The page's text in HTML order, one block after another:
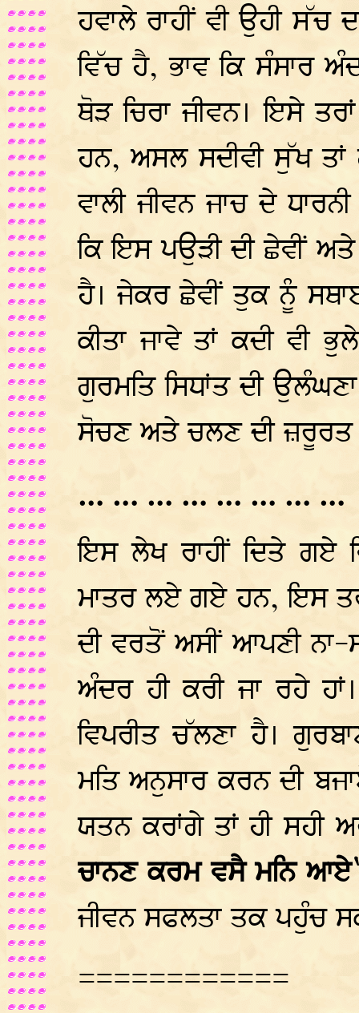
ਹਵਾਲੇ ਰਾਹੀਂ ਵੀ ਉਹੀ
ਵਿੱਚ ਹੈ, ਭਾਵ ਕਿ ਸੰਸਾਰ
ਥੋੜ ਚਿਰਾ ਜੀਵਨ। ਇਸੇ
ਹਨ, ਅਸਲ ਸਦੀਵੀ ਸੁੱਖ
ਵਾਲੀ ਜੀਵਨ ਜਾਚ ਦੇ
ਕਿ ਇਸ ਪਉੜੀ ਦੀ ਛੇਵੀਂ
ਹੈ। ਜੇਕਰ ਛੇਵੀਂ ਤੁਕ ਨੂੰ
ਕੀਤਾ ਜਾਵੇ ਤਾਂ ਕਦੀ ਵੀ
ਗੁਰਮਤਿ ਸਿਧਾਂਤ ਦੀ
ਸੋਚਣ ਅਤੇ ਚਲਣ ਦੀ ਜ਼ਰੂਰਤ
… … … … … … … …
ਇਸ ਲੇਖ ਰਾਹੀਂ ਦਿਤੇ ਗਏ
ਮਾਤਰ ਲਏ ਗਏ ਹਨ, ਇਸ
ਦੀ ਵਰਤੋਂ ਅਸੀਂ ਆਪਣੀ
ਅੰਦਰ ਹੀ ਕਰੀ ਜਾ ਰਹੇ
ਵਿਪਰੀਤ ਚੱਲਣਾ ਹੈ।
ਮਤਿ ਅਨੁਸਾਰ ਕਰਨ ਦੀ
ਯਤਨ ਕਰਾਂਗੇ ਤਾਂ ਹੀ ਸਹੀ
ਚਾਨਣ ਕਰਮ ਵਸੈ ਮਨਿ
ਜੀਵਨ ਸਫਲਤਾ ਤਕ ਪਹੁੰਚ
============